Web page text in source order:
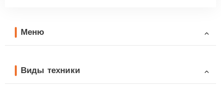
Меню
Виды техники